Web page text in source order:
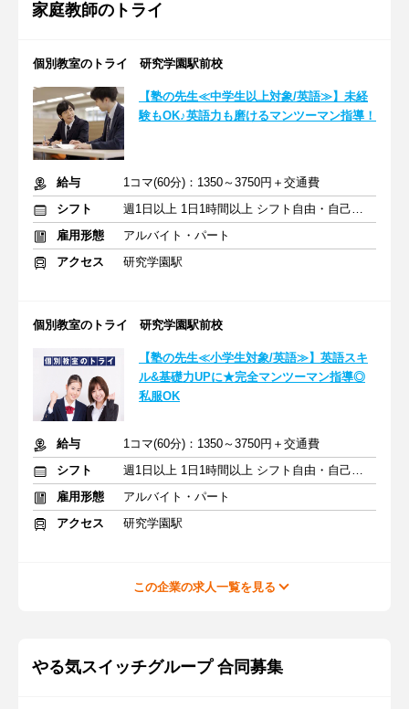
家庭教師のトライ
個別教室のトライ 研究学園駅前校
【塾の先生≪中学生以上対象/英語≫】未経
験もOK♪英語力も磨けるマンツーマン指導！
給与
1コマ(60分)：1350～3750円＋交通費
シフト
週1日以上 1日1時間以上 シフト自由・自己申告
雇用形態
アルバイト・パート
アクセス
研究学園駅
個別教室のトライ 研究学園駅前校
【塾の先生≪小学生対象/英語≫】英語スキ
ル&基礎力UPに★完全マンツーマン指導◎
私服OK
給与
1コマ(60分)：1350～3750円＋交通費
シフト
週1日以上 1日1時間以上 シフト自由・自己申告
雇用形態
アルバイト・パート
アクセス
研究学園駅
この企業の求人一覧を見る
やる気スイッチグループ 合同募集